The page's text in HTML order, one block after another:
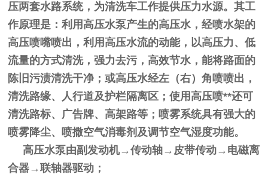
压两套水路系统，为清洗车工作提供压力水源。其工
作原理是：利用高压水泵产生的高压水，经喷水架的
高压喷嘴喷出，利用高压水流的动能，以高压力、低
流量的方式清洗，强力去污，高效节水，能将路面的
陈旧污渍清洗干净；或高压水经左（右）角喷喷出，
清洗路缘、人行道及护栏隔离区；使用高压喷**还可
清洗路标、广告牌、高架路等；喷雾系统具有强大的
喷雾降尘、喷撒空气消毒剂及调节空气湿度功能。
高压水泵由副发动机→传动轴→皮带传动→电磁离
合器→联轴器驱动；